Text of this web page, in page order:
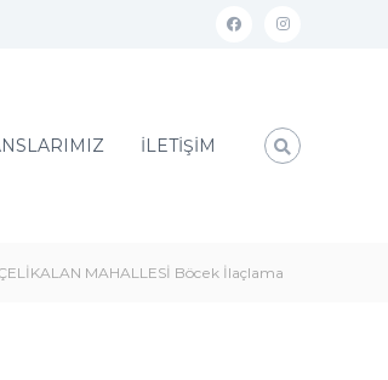
İLETİŞİM
MAHALLESİ Böcek İlaçlama